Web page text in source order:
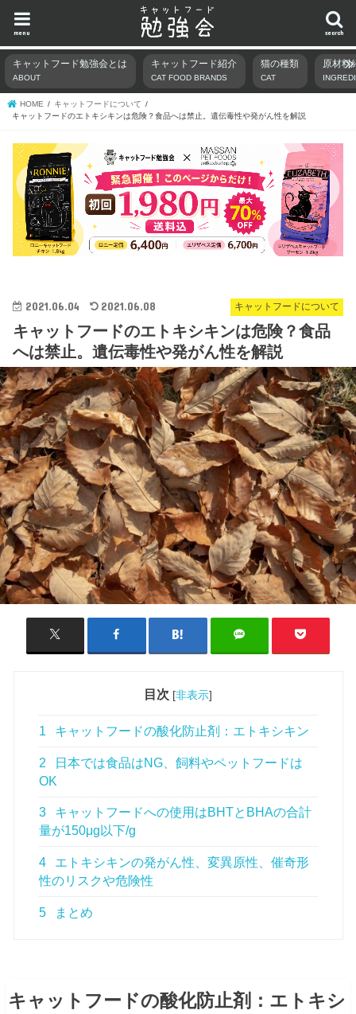
search
menu
キャットフード勉強会とは
ABOUT
キャットフード紹介
CAT FOOD BRANDS
猫の種類
CAT
原材料
HOME
キャットフードについて
キャットフードのエトキシキンは危険？食品へは禁止。遺伝毒性や発がん性を解説
キャットフードについて
2021.06.04 2021.06.08
キャットフードのエトキシキンは危険？食品
へは禁止。遺伝毒性や発がん性を解説
目次 [非表示]
1 キャットフードの酸化防止剤：エトキシキン
2
日本では食品はNG、飼料やペットフードは
OK
3
キャットフードへの使用はBHTとBHAの合計
量が150μg以下/g
4
エトキシキンの発がん性、変異原性、催奇形
性のリスクや危険性
5 まとめ
キャットフードの酸化防止剤：エトキシ